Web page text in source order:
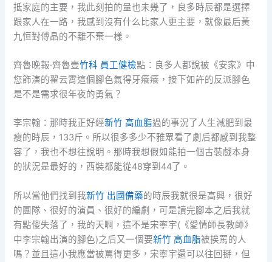
抵家庭的主要，我此刻拍的量也未幾了，良多時辰都是選擇
跟家人在一路，我感到沒有什么比家人更主要，就像最后黃
九恒對傅晶的不離不棄一樣。
齊魯晚報·齊魯壹竹科 員工健檢點：良多人都說被《安家》中
您飾演的翟云霄這個腳色氣得牙癢癢，接下如許的反派腳色
是不是需求很年夜的勇氣？
李宗翰：那時我正好經新竹 高血脂過的事況了人生減肥到最
瘦的時辰，133斤。所以很多多少不雅眾看了劇后都感到我整
容了，我也不想往說明。那時我想假如能拍一個古裝戲本身
的狀況是最好的，西裝都能從48穿到44了。
所以當他們找到我新竹 出國備藥的時辰我就很是高興，很好
的團隊、很好的演員、很好的編劇，可是讀完腳本之后我就
有點傻失落了，我的天啊，這不是宋寧宇(《愛情師長教師》
中李宗翰出演的腳色)之后又一個要新竹 高血脂被挨罵的人
嗎？並且這小我應當被罵得更多，宋寧宇還可以往回掰，但